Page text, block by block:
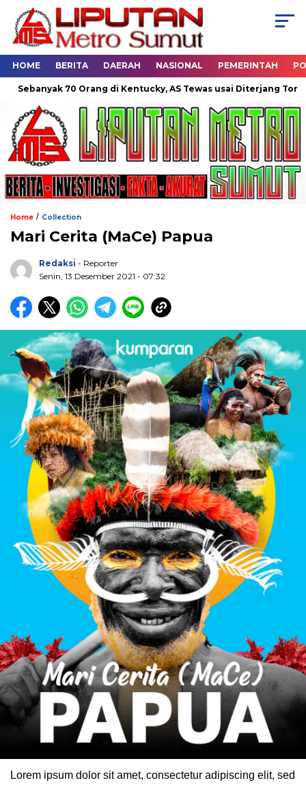
HOME BERITA DAERAH NASIONAL PEMERINTAH
70 Orang di Kentucky, AS Tewas usai Diterjang Tornado
Home / Collection
Mari Cerita (MaCe) Papua
Redaksi - Reporter
Senin, 13 Desember 2021 - 07:32
Lorem ipsum dolor sit amet, consectetur adipiscing elit, sed